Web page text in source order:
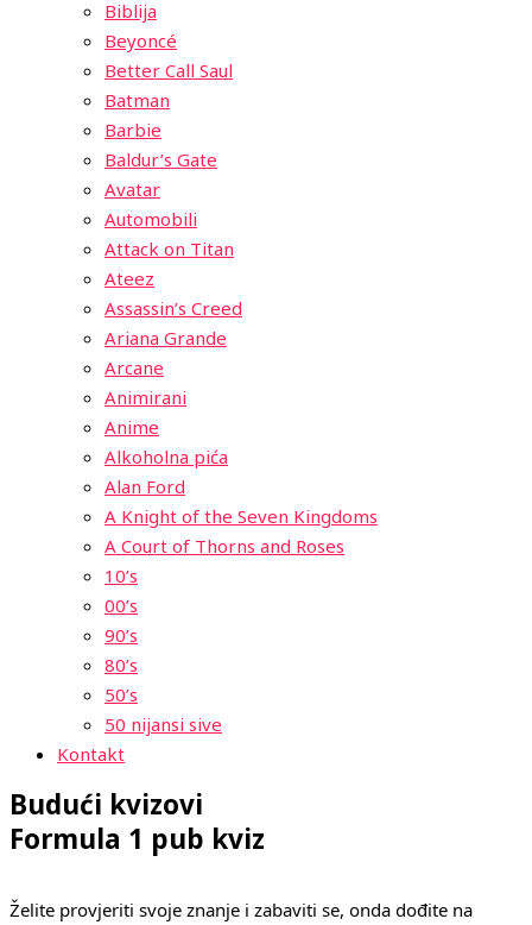
Biblija
Beyoncé
Better Call Saul
Batman
Barbie
Baldur’s Gate
Avatar
Automobili
Attack on Titan
Ateez
Assassin’s Creed
Ariana Grande
Arcane
Animirani
Anime
Alkoholna pića
Alan Ford
A Knight of the Seven Kingdoms
A Court of Thorns and Roses
10’s
00’s
90’s
80’s
50’s
50 nijansi sive
Kontakt
Budući kvizovi
Formula 1 pub kviz
Želite provjeriti svoje znanje i zabaviti se, onda dođite na